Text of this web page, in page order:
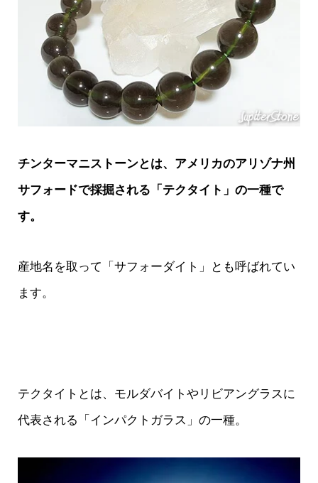
チンターマニストーンとは、アメリカのアリゾナ州
サフォードで採掘される「テクタイト」の一種で
す。
産地名を取って「サフォーダイト」とも呼ばれてい
ます。
テクタイトとは、モルダバイトやリビアングラスに
代表される「インパクトガラス」の一種。